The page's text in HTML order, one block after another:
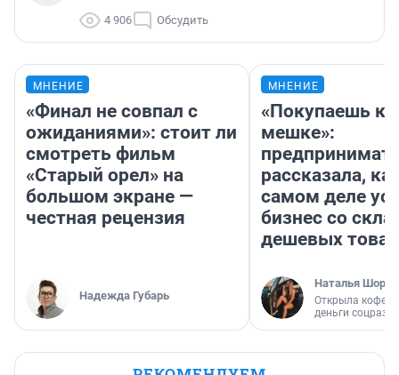
4 906 Обсудить
МНЕНИЕ
«Финал не совпал с
ожиданиями»: стоит ли
смотреть фильм
«Старый орел» на
большом экране —
честная рецензия
Надежда Губарь
МНЕНИЕ
«Покупаешь
мешке»:
рассказала,
самом деле
бизнес со
дешевых
Наталья
Открыла
деньги